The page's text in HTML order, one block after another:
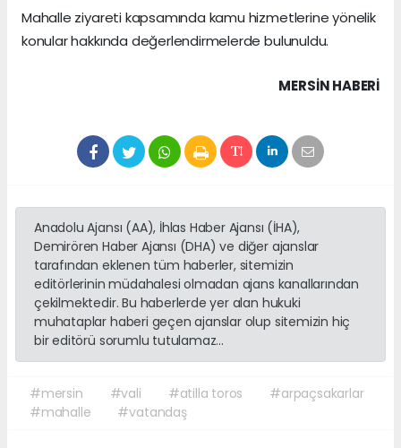
Mahalle ziyareti kapsamında kamu hizmetlerine yönelik
konular hakkında değerlendirmelerde bulunuldu.
MERSIN HABERİ
Anadolu Ajansı (AA), İhlas Haber Ajansı (İHA),
Demirören Haber Ajansı (DHA) ve diğer ajanslar
tarafından eklenen tüm haberler, sitemizin
editörlerinin müdahalesi olmadan ajans kanallarından
çekilmektedir. Bu haberlerde yer alan hukuki
muhataplar haberi geçen ajanslar olup sitemizin hiç
bir editörü sorumlu tutulamaz...
#mersin #vali #atilla toros
#arpaçsakarlar
#mahalle
#vatandaş